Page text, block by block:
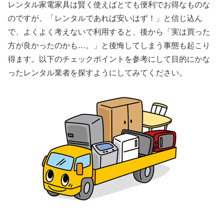
レンタル家電家具は賢く使えばとても便利でお得なものな
のですが、「レンタルであれば安いはず！」と信じ込ん
で、よくよく考えないで利用すると、後から「実は買った
方が良かったのかも…。」と後悔してしまう事態も起こり
得ます。以下のチェックポイントを参考にして目的にかな
ったレンタル業者を探すようにしてみてください。